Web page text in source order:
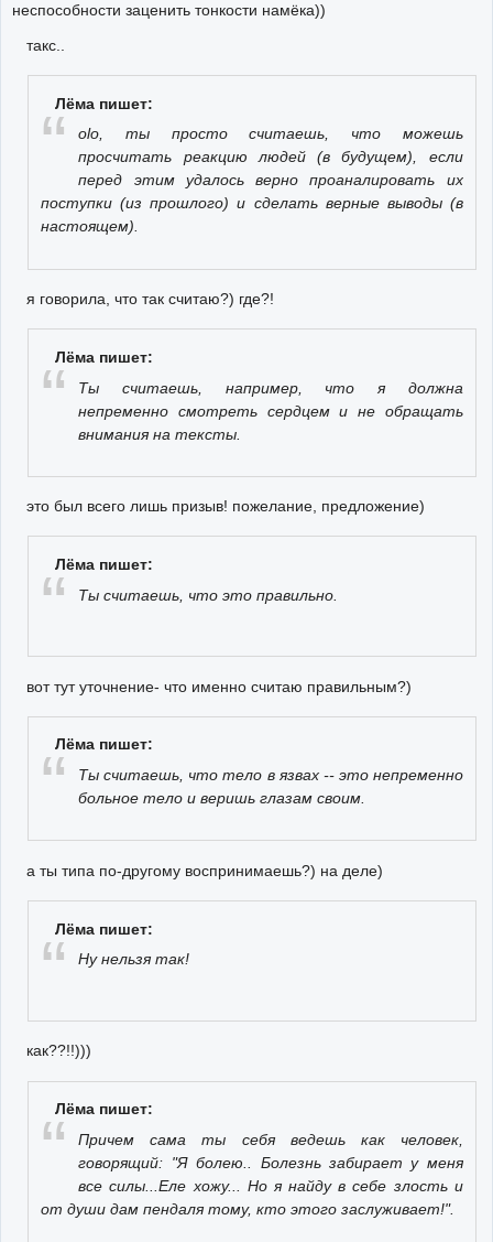
неспособности заценить тонкости намёка))
такс..
Лёма пишет:
olo, ты просто считаешь, что можешь
просчитать реакцию людей (в будущем), если
перед этим удалось верно проаналировать их
поступки (из прошлого) и сделать верные выводы (в
настоящем).
я говорила, что так считаю?) где?!
Лёма пишет:
Ты считаешь, например, что я должна
непременно смотреть сердцем и не обращать
внимания на тексты.
это был всего лишь призыв! пожелание, предложение)
Лёма пишет:
Ты считаешь, что это правильно.
вот тут уточнение- что именно считаю правильным?)
Лёма пишет:
Ты считаешь, что тело в язвах -- это непременно
больное тело и веришь глазам своим.
а ты типа по-другому воспринимаешь?) на деле)
Лёма пишет:
Ну нельзя так!
как??!!)))
Лёма пишет:
Причем сама ты себя ведешь как человек,
говорящий: "Я болею.. Болезнь забирает у меня
все силы...Еле хожу... Но я найду в себе злость и
от души дам пендаля тому, кто этого заслуживает!".